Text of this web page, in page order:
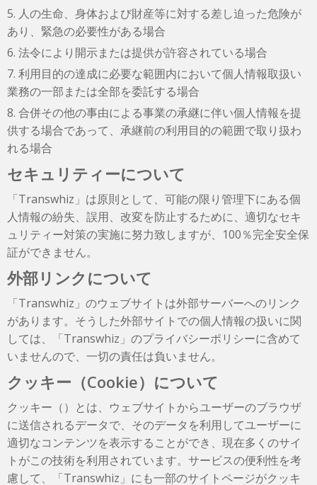
5. 人の生命、身体および財産等に対する差し迫った危険が
あり、緊急の必要性がある場合
6. 法令により開示または提供が許容されている場合
7. 利用目的の達成に必要な範囲内において個人情報取扱い
業務の一部または全部を委託する場合
8. 合併その他の事由による事業の承継に伴い個人情報を提
供する場合であって、承継前の利用目的の範囲で取り扱わ
れる場合
セキュリティーについて
「Transwhiz」は原則として、可能の限り管理下にある個
人情報の紛失、誤用、改変を防止するために、適切なセキ
ュリティー対策の実施に努力致しますが、100％完全安全保
証ができません。
外部リンクについて
「Transwhiz」のウェブサイトは外部サーバーへのリンク
があります。そうした外部サイトでの個人情報の扱いに関
しては、「Transwhiz」のプライバシーポリシーに含めて
いませんので、一切の責任は負いません。
クッキー（Cookie）について
クッキー（）とは、ウェブサイトからユーザーのブラウザ
に送信されるデータで、そのデータを利用してユーザーに
適切なコンテンツを表示することができ、現在多くのサイ
トがこの技術を利用されています。サービスの便利性を考
慮して、「Transwhiz」にも一部のサイトページがクッキ